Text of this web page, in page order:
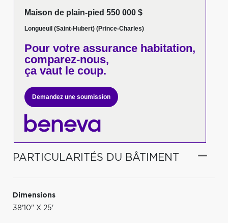
Maison de plain-pied 550 000 $
Longueuil (Saint-Hubert) (Prince-Charles)
Pour votreassurance habitation,
comparez-nous,
ça vaut le coup.
Demandez une soumission
PARTICULARITÉS DU BÂTIMENT
Dimensions
38'10" X 25'